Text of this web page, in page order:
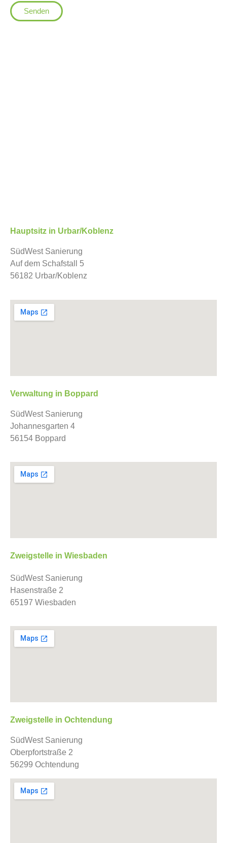
Senden
Hauptsitz in Urbar/Koblenz
SüdWest Sanierung
Auf dem Schafstall 5
56182 Urbar/Koblenz
Verwaltung in Boppard
SüdWest Sanierung
Johannesgarten 4
56154 Boppard
Zweigstelle in Wiesbaden
SüdWest Sanierung
Hasenstraße 2
65197 Wiesbaden
Zweigstelle in Ochtendung
SüdWest Sanierung
Oberpfortstraße 2
56299 Ochtendung